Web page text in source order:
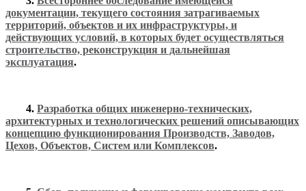
документации, текущего состояния затрагиваемых
территорий, объектов и их инфраструктуры, и
действующих условий, в которых будет осуществляться
строительство, реконструкция и дальнейшая
эксплуатация.
4. Разработка общих инженерно-технических,
архитектурных и технологических решений описывающих
концепцию функционирования Производств, Заводов,
Цехов, Объектов, Систем или Комплексов.